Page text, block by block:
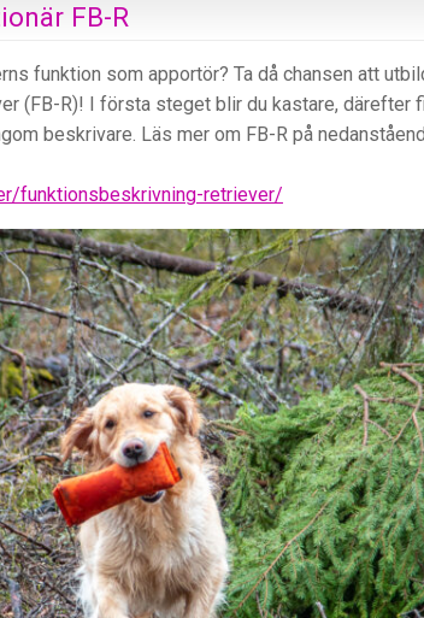
FB-R
funktion som apportör? Ta då chansen att
(FB-R)! I första steget blir du kastare, därefter
beskrivare. Läs mer om FB-R på
funktionsbeskrivning-retriever/